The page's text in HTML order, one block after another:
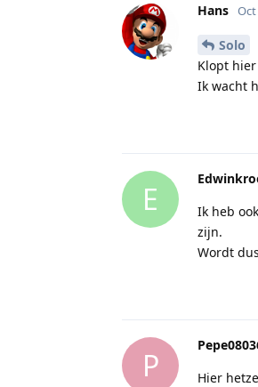
Hans Oct
Solo
Klopt
Ik wacht
E
Ik heb
zijn.
Wordt
P
Hier